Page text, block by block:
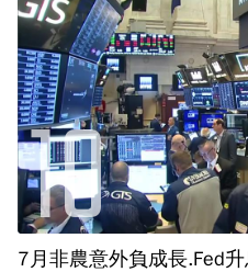
7月非農意外負成長.Fed